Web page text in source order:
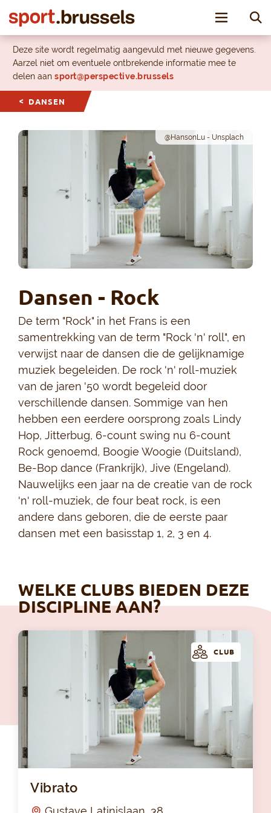
Toggle
Deze site wordt regelmatig aangevuld met nieuwe gegevens.
Aarzel niet om eventuele ontbrekende informatie mee te
delen aan sport@perspective.brussels
DANSEN
@HansonLu - Unsplach
Dansen - Rock
De term "Rock" in het Frans is een
samentrekking van de term "Rock 'n' roll", en
verwijst naar de dansen die de gelijknamige
muziek begeleiden. De rock 'n' roll-muziek
van de jaren '50 wordt begeleid door
verschillende dansen. Sommige van hen
hebben een eerdere oorsprong zoals Lindy
Hop, Jitterbug, 6-count swing nu 6-count
Rock genoemd, Boogie Woogie (Duitsland),
Be-Bop dance (Frankrijk), Jive (Engeland).
Nauwelijks een jaar na de creatie van de rock
'n' roll-muziek, de four beat rock, is een
andere dans geboren, die de eerste paar
dansen met een basisstap 1, 2, 3 en 4.
WELKE CLUBS BIEDEN DEZE
DISCIPLINE AAN?
CLUB
Vibrato